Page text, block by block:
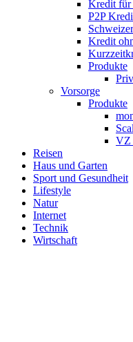
Kredit für
P2P
Kredit
Produkte
Vorsorge
Produkte
VZ
Reisen
Haus und Garten
Sport und Gesundheit
Lifestyle
Natur
Internet
Technik
Wirtschaft